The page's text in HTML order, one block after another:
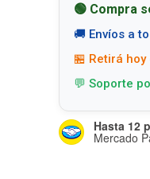
🟢 Compra
🚚 Envíos a
🏪 Retirá
💬 Soporte
Hasta 12
Mercado